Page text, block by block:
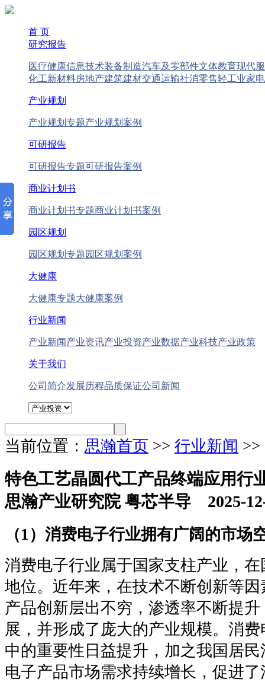
首 页
研究报告
医疗健康信息技术装备制造汽车及零部件文体教育现代
化工新材料房地产建筑建材交通运输社消零售轻工业家
产业规划
产业规划专题产业规划案例
可研报告
可研报告专题可研报告案例
商业计划书
商业计划书专题商业计划书案例
园区规划
园区规划专题园区规划案例
大健康
大健康专题大健康案例
行业新闻
产业新闻产业资讯产业投资产业数据产业科技产业政策
关于我们
公司简介发展历程品质保证公司新闻
当前位置： 思瀚首页 >> 行业新闻
特色工艺晶圆代工产品终端应用行
思瀚产业研究院 粤芯半导 2025-
（1）消费电子行业拥有广阔的市场
消费电子行业属于国家支柱产业，
地位。近年来，在技术不断创新等
产品创新层出不穷，渗透率不断提
展，并形成了庞大的产业规模。消
中的重要性日益提升，加之我国居
电子产品市场需求持续增长，促进